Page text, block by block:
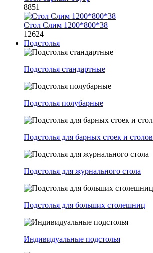
8851
Стол Слим 1200*800*38
12624
Подстолья
Подстолья стандартные
Подстолья полубарные
Подстолья для барных стоек и столов
Подстолья для журнального стола
Подстолья для больших столешниц
Индивидуальные подстолья